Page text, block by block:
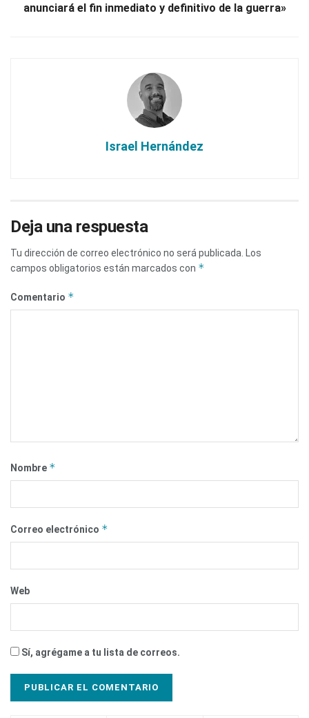
anunciará el fin inmediato y definitivo de la guerra»
Israel Hernández
Deja una respuesta
Tu dirección de correo electrónico no será publicada. Los
campos obligatorios están marcados con *
Comentario *
Nombre *
Correo electrónico *
Web
Sí, agrégame a tu lista de correos.